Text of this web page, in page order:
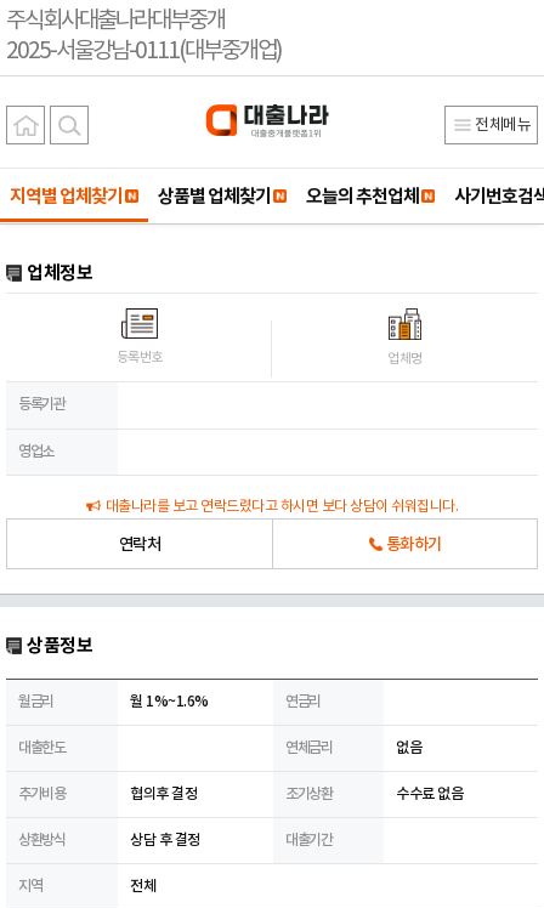
주식회사대출나라대부중개
2025-서울강남-0111(대부중개업)
전체메뉴
지역별 업체찾기 상품별 업체찾기 오늘의 추천업체 사기번호검
업체정보
등록번호 업체명
등록기관
영업소
대출나라를 보고 연락드렸다고 하시면 보다 상담이 쉬워집니다.
연락처 통화하기
상품정보
월금리 월 1%~1.6% 연금리
대출한도 연체금리 없음
추가비용 협의후 결정 조기상환 수수료 없음
상환방식 상담 후 결정 대출기간
지역 전체